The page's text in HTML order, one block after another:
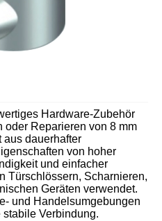
Hardware-Zubehör
oder Reparieren von 8 mm
aus dauerhafter
von hoher
und einfacher
Türschlössern, Scharnieren,
Geräten verwendet.
und Handelsumgebungen
Verbindung.